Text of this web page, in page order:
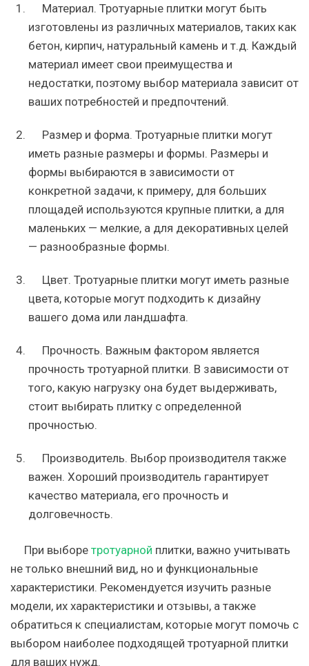
Материал. Тротуарные плитки могут быть
изготовлены из различных материалов, таких как
бетон, кирпич, натуральный камень и т.д. Каждый
материал имеет свои преимущества и
недостатки, поэтому выбор материала зависит от
ваших потребностей и предпочтений.
Размер и форма. Тротуарные плитки могут
иметь разные размеры и формы. Размеры и
формы выбираются в зависимости от
конкретной задачи, к примеру, для больших
площадей используются крупные плитки, а для
маленьких — мелкие, а для декоративных целей
— разнообразные формы.
Цвет. Тротуарные плитки могут иметь разные
цвета, которые могут подходить к дизайну
вашего дома или ландшафта.
Прочность. Важным фактором является
прочность тротуарной плитки. В зависимости от
того, какую нагрузку она будет выдерживать,
стоит выбирать плитку с определенной
прочностью.
Производитель. Выбор производителя также
важен. Хороший производитель гарантирует
качество материала, его прочность и
долговечность.
При выборе тротуарной плитки, важно учитывать
не только внешний вид, но и функциональные
характеристики. Рекомендуется изучить разные
модели, их характеристики и отзывы, а также
обратиться к специалистам, которые могут помочь с
выбором наиболее подходящей тротуарной плитки
для ваших нужд.